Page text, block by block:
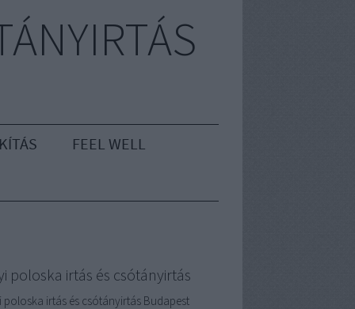
FEEL WELL
poloska irtás és csótányirtás
poloska irtás és csótányirtás Budapest